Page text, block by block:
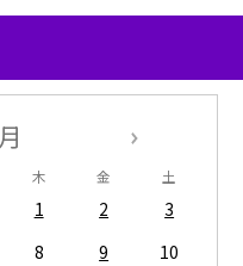
木 金 土
1 2
3
8 9
10